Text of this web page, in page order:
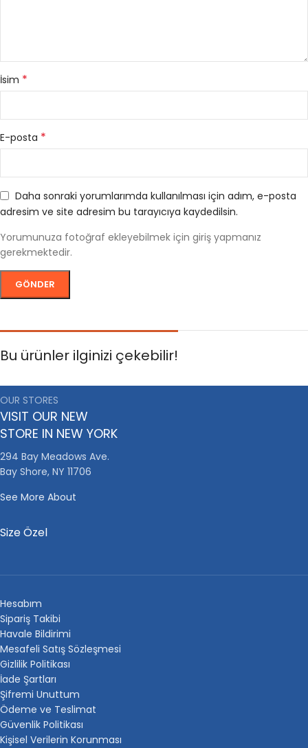
İsim *
E-posta *
Daha sonraki yorumlarımda kullanılması için adım, e-posta
adresim ve site adresim bu tarayıcıya kaydedilsin.
Yorumunuza fotoğraf ekleyebilmek için giriş yapmanız
gerekmektedir.
Bu ürünler ilginizi çekebilir!
OUR STORES
VISIT OUR NEW
STORE IN NEW YORK
294 Bay Meadows Ave.
Bay Shore, NY 11706
See More About
Size Özel
Hesabım
Sipariş Takibi
Havale Bildirimi
Mesafeli Satış Sözleşmesi
Gizlilik Politikası
İade Şartları
Şifremi Unuttum
Ödeme ve Teslimat
Güvenlik Politikası
Kişisel Verilerin Korunması